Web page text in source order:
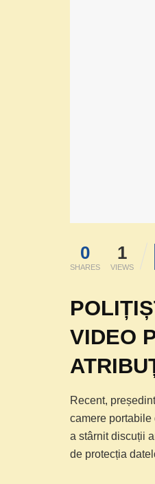
0
SHARES
1
VIEWS
VIDEO
Recent,
camere
a stârnit discuții
de protecția